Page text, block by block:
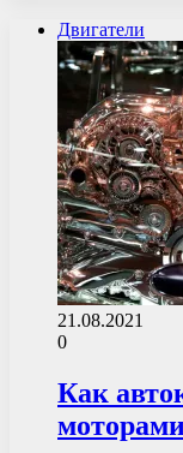
Двигатели
21.08.2021
0
Как